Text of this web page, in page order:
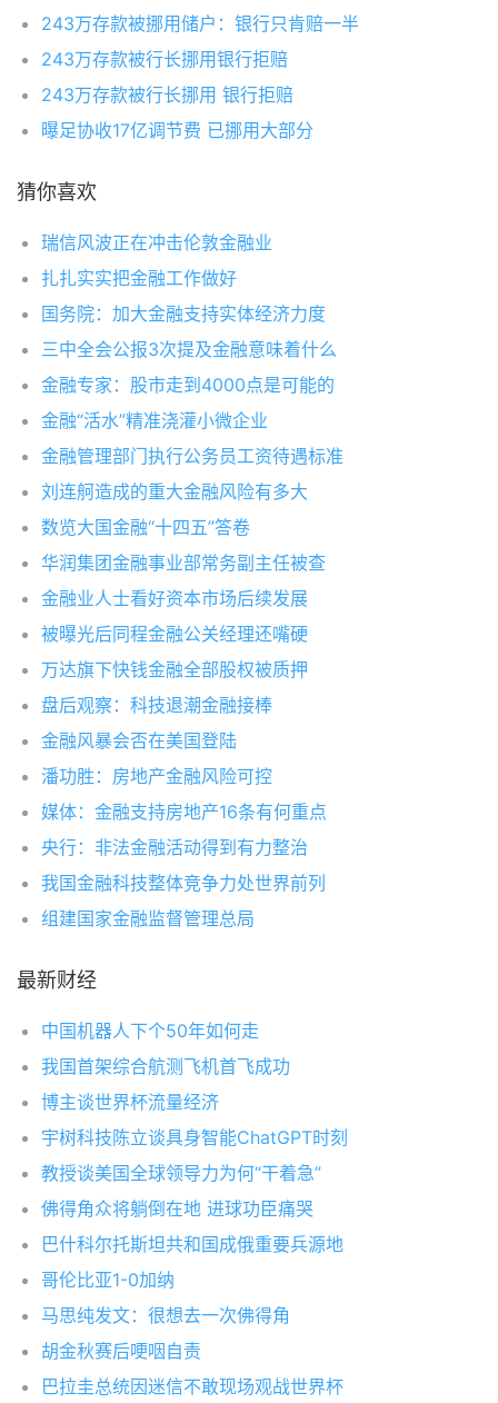
243万存款被挪用储户：银行只肯赔一半
243万存款被行长挪用银行拒赔
243万存款被行长挪用 银行拒赔
曝足协收17亿调节费 已挪用大部分
猜你喜欢
瑞信风波正在冲击伦敦金融业
扎扎实实把金融工作做好
国务院：加大金融支持实体经济力度
三中全会公报3次提及金融意味着什么
金融专家：股市走到4000点是可能的
金融“活水”精准浇灌小微企业
金融管理部门执行公务员工资待遇标准
刘连舸造成的重大金融风险有多大
数览大国金融“十四五”答卷
华润集团金融事业部常务副主任被查
金融业人士看好资本市场后续发展
被曝光后同程金融公关经理还嘴硬
万达旗下快钱金融全部股权被质押
盘后观察：科技退潮金融接棒
金融风暴会否在美国登陆
潘功胜：房地产金融风险可控
媒体：金融支持房地产16条有何重点
央行：非法金融活动得到有力整治
我国金融科技整体竞争力处世界前列
组建国家金融监督管理总局
最新财经
中国机器人下个50年如何走
我国首架综合航测飞机首飞成功
博主谈世界杯流量经济
宇树科技陈立谈具身智能ChatGPT时刻
教授谈美国全球领导力为何“干着急”
佛得角众将躺倒在地 进球功臣痛哭
巴什科尔托斯坦共和国成俄重要兵源地
哥伦比亚1-0加纳
马思纯发文：很想去一次佛得角
胡金秋赛后哽咽自责
巴拉圭总统因迷信不敢现场观战世界杯